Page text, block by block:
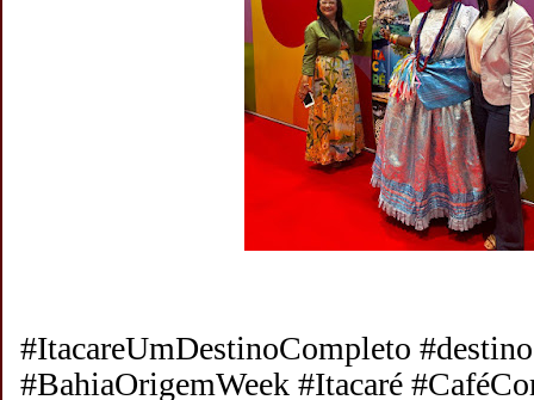
#ItacareUmDestinoCompleto
#BahiaOrigemWeek #Itacaré